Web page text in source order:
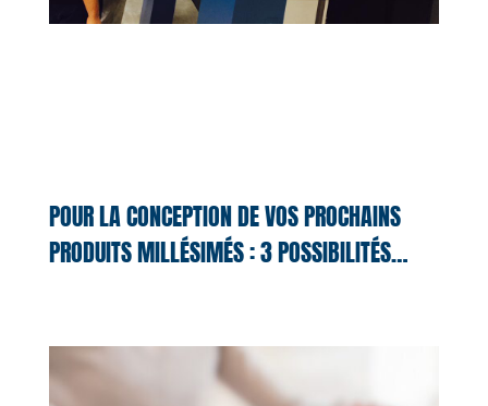
POUR LA CONCEPTION DE VOS PROCHAINS
PRODUITS MILLÉSIMÉS : 3 POSSIBILITÉS…